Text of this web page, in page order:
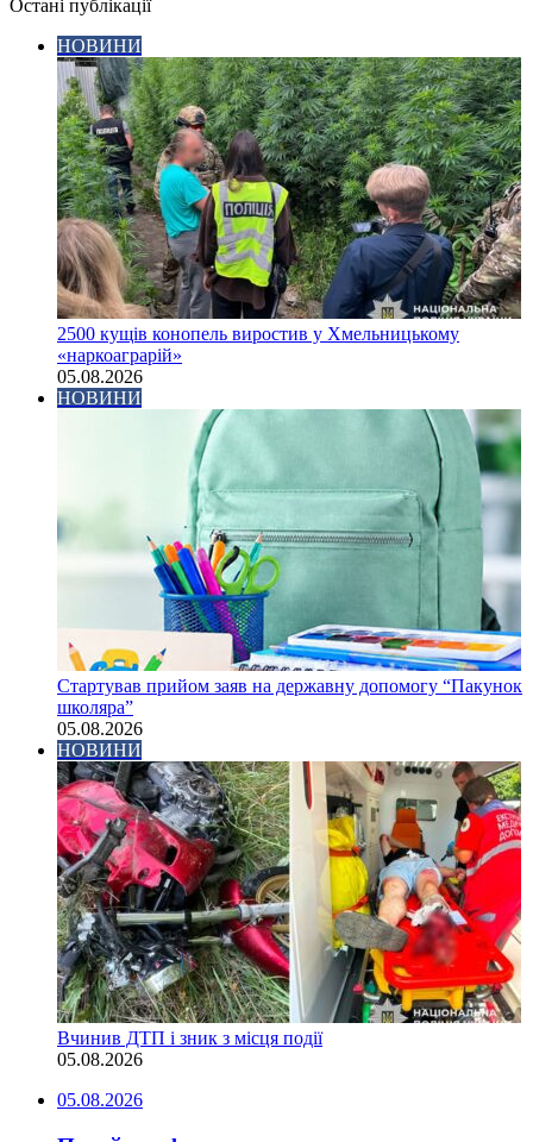
Остані публікації
НОВИНИ
2500 кущів конопель виростив у Хмельницькому
«наркоаграрій»
05.08.2026
НОВИНИ
Стартував прийом заяв на державну допомогу “Пакунок
школяра”
05.08.2026
НОВИНИ
Вчинив ДТП і зник з місця події
05.08.2026
05.08.2026